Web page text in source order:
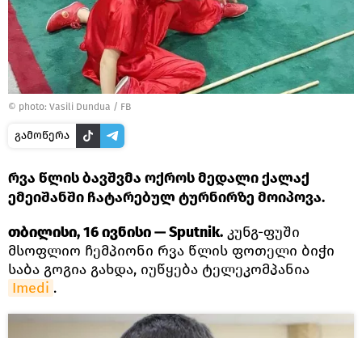
© photo: Vasili Dundua / FB
გამოწერა
რვა წლის ბავშვმა ოქროს მედალი ქალაქ
ემეიშანში ჩატარებულ ტურნირზე მოიპოვა.
თბილისი, 16 ივნისი — Sputnik. კუნგ-ფუში
მსოფლიო ჩემპიონი რვა წლის ფოთელი ბიჭი
საბა გოგია გახდა, იუწყება ტელეკომპანია
Imedi .